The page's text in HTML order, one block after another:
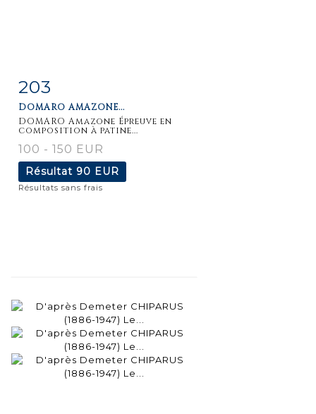
Fiche
détaillée
203
DOMARO AMAZONE...
DOMARO Amazone Épreuve en
composition à patine...
100 - 150 EUR
Résultat 90 EUR
Résultats sans frais